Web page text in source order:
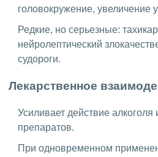
головокружение, увеличение
Редкие, но серьезные:
нейролептический
судороги.
Лекарственное
Усиливает действие алкоголя
препаратов.
При одновременном